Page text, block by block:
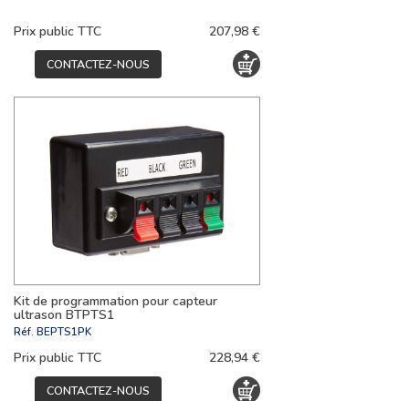
Prix public TTC 207,98 €
CONTACTEZ-NOUS
Kit de programmation pour capteur
ultrason BTPTS1
Réf. BEPTS1PK
Prix public TTC 228,94 €
CONTACTEZ-NOUS